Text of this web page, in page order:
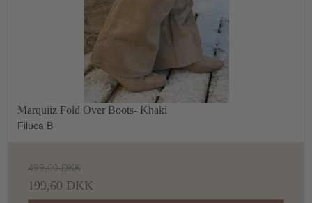
Marquiiz Fold Over Boots- Khaki
Filuca B
499,00 DKK
199,60 DKK